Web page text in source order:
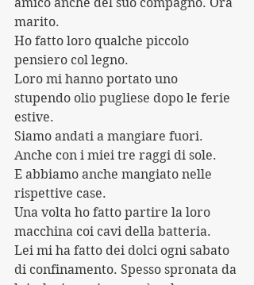
marito.
Ho fatto loro qualche piccolo
pensiero col legno.
Loro mi hanno portato uno
stupendo olio pugliese dopo le ferie
estive.
Siamo andati a mangiare fuori.
Anche con i miei tre raggi di sole.
E abbiamo anche mangiato nelle
rispettive case.
Una volta ho fatto partire la loro
macchina coi cavi della batteria.
Lei mi ha fatto dei dolci ogni sabato
di confinamento. Spesso spronata da